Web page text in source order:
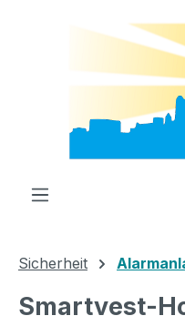
Zum Hauptinhalt
Sicherheit
Smartvest-